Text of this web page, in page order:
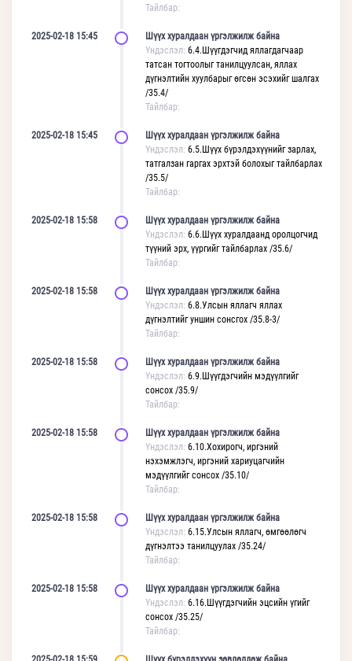
Тайлбар:
2025-02-18 15:45
Шүүх хуралдаан үргэлжилж байна
Үндэслэл: 6.4.Шүүгдэгчид яллагдагчаар
татсан тогтоолыг танилцуулсан, яллах
дүгнэлтийн хуулбарыг өгсөн эсэхийг шалгах
/35.4/
Тайлбар:
2025-02-18 15:45
Шүүх хуралдаан үргэлжилж байна
Үндэслэл: 6.5.Шүүх бүрэлдэхүүнийг зарлах,
татгалзан гаргах эрхтэй болохыг тайлбарлах
/35.5/
Тайлбар:
2025-02-18 15:58
Шүүх хуралдаан үргэлжилж байна
Үндэслэл: 6.6.Шүүх хуралдаанд оролцогчид
түүний эрх, үүргийг тайлбарлах /35.6/
Тайлбар:
2025-02-18 15:58
Шүүх хуралдаан үргэлжилж байна
Үндэслэл: 6.8.Улсын яллагч яллах
дүгнэлтийг уншин сонсгох /35.8-3/
Тайлбар:
2025-02-18 15:58
Шүүх хуралдаан үргэлжилж байна
Үндэслэл: 6.9.Шүүгдэгчийн мэдүүлгийг
сонсох /35.9/
Тайлбар:
2025-02-18 15:58
Шүүх хуралдаан үргэлжилж байна
Үндэслэл: 6.10.Хохирогч, иргэний
нэхэмжлэгч, иргэний хариуцагчийн
мэдүүлгийг сонсох /35.10/
Тайлбар:
2025-02-18 15:58
Шүүх хуралдаан үргэлжилж байна
Үндэслэл: 6.15.Улсын яллагч, өмгөөлөгч
дүгнэлтээ танилцуулах /35.24/
Тайлбар:
2025-02-18 15:58
Шүүх хуралдаан үргэлжилж байна
Үндэслэл: 6.16.Шүүгдэгчийн эцсийн үгийг
сонсох /35.25/
Тайлбар: